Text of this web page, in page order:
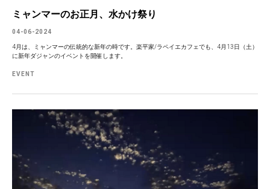
ミャンマーのお正月、水かけ祭り
04-06-2024
4月は、ミャンマーの伝統的な新年の時です。楽平家/ラペイエカフェでも、4月13日（土）
に新年ダジャンのイベントを開催します。
EVENT